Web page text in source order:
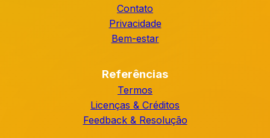
Contato
Privacidade
Bem-estar
Referências
Termos
Licenças & Créditos
Feedback & Resolução